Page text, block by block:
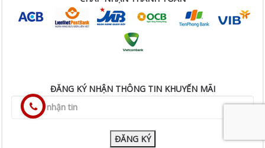
ĐĂNG KÝ NHẬN THÔNG TIN KHUYẾN MÃI
Giấy phép kinh doanh số 0106479569 cấp ngày 12/3/2014